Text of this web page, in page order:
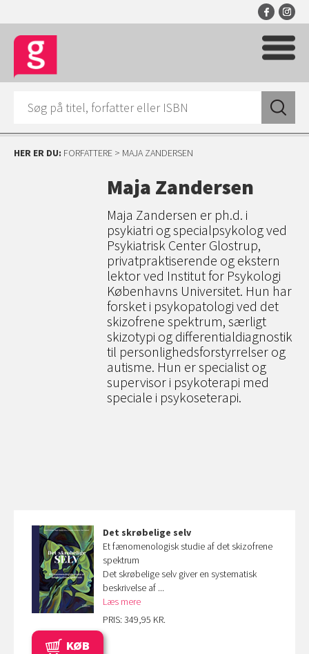
HER ER DU: FORFATTERE > MAJA ZANDERSEN
Maja Zandersen
Maja Zandersen er ph.d. i
psykiatri og specialpsykolog ved
Psykiatrisk Center Glostrup,
privatpraktiserende og ekstern
lektor ved Institut for Psykologi
Københavns Universitet. Hun har
forsket i psykopatologi ved det
skizofrene spektrum, særligt
skizotypi og differentialdiagnostik
til personlighedsforstyrrelser og
autisme. Hun er specialist og
supervisor i psykoterapi med
speciale i psykoseterapi.
Det skrøbelige selv
Et fænomenologisk studie af det skizofrene
spektrum
Det skrøbelige selv giver en systematisk
beskrivelse af ...
Læs mere
PRIS: 349,95 KR.
KØB